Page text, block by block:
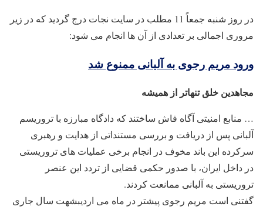
در روز شنبه جمعاً 11 مطلب در سایت نجات درج گردید که در زیر
مروری اجمالی بر تعدادی از آن ها انجام می شود:
ورود مریم رجوی به آلبانی ممنوع شد
مجاهدین خلق تنهاتر از همیشه
… منابع امنیتی آگاه فاش ساختند که دادگاه مبارزه با تروریسم
آلبانی پس از دریافت و بررسی مستنداتی از هدایت و رهبری
سرکرده این باند مخوف در انجام برخی عملیات‌ های تروریستی
در داخل ایران، با صدور حکمی قضایی از تردد این عنصر
تروریستی به آلبانی ممانعت کردند.
گفتنی است مریم رجوی پیشتر در ماه می اردیبشهت سال جاری